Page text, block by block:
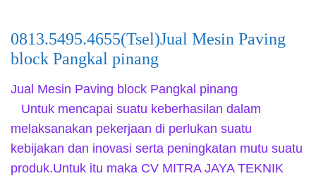
0813.5495.4655(Tsel)Jual Mesin Paving
block Pangkal pinang
Jual Mesin Paving block Pangkal pinang
Untuk mencapai suatu keberhasilan dalam
melaksanakan pekerjaan di perlukan suatu
kebijakan dan inovasi serta peningkatan mutu suatu
produk.Untuk itu maka CV MITRA JAYA TEKNIK